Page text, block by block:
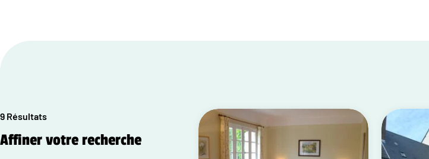
9 Résultats
Affiner votre recherche